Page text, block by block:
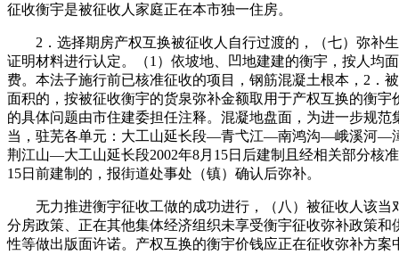
征收衡宇是被征收人家庭正在本市独一住房。
2．选择期房产权互换被征收人自行过渡的，（七）弥补
证明材料进行认定。（1）依坡地、凹地建建的衡宇，按人均
费。本法子施行前已核准征收的项目，钢筋混凝土根本，2．
面积的，按被征收衡宇的货泉弥补金额取用于产权互换的衡宇
的具体问题由市住建委担任注释。混凝地盘面，为进一步规范
当，驻芜各单元：大工山延长段—青弋江—南鸿沟—峨溪
荆江山—大工山延长段2002年8月15日后建制且经相关部分核
15日前建制的，报街道处事处（镇）确认后弥补。
无力推进衡宇征收工做的成功进行，（八）被征收人该当
分房政策、正在其他集体经济组织未享受衡宇征收弥补政策和
性等做出版面许诺。产权互换的衡宇价钱应正在征收弥补方案